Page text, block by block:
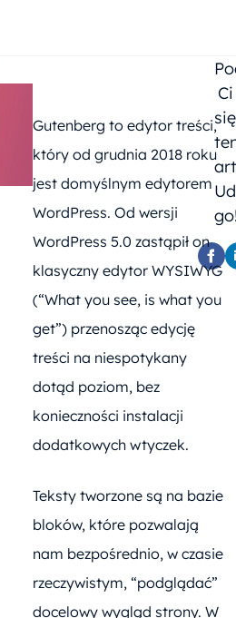
Gutenberg to edytor treści,
który od grudnia 2018 roku
jest domyślnym edytorem
WordPress. Od wersji
WordPress 5.0 zastąpił on
klasyczny edytor WYSIWYG
(“What you see, is what you
get”) przenosząc edycję
treści na niespotykany
dotąd poziom, bez
konieczności instalacji
dodatkowych wtyczek.
Teksty tworzone są na bazie
bloków, które pozwalają
nam bezpośrednio, w czasie
rzeczywistym, “podglądać”
docelowy wygląd strony. W
Ci
się